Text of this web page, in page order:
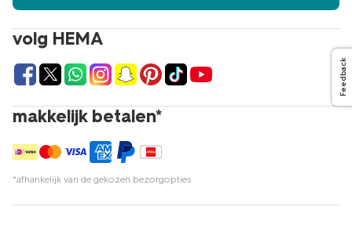
Feedback
volg HEMA
makkelijk betalen*
*afhankelijk van de gekozen bezorgopties